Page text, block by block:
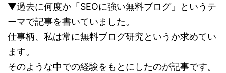
▼過去に何度か「SEOに強い無料ブログ」というテ
ーマで記事を書いていました。
仕事柄、私は常に無料ブログ研究というか求めてい
ます。
そのような中での経験をもとにしたのが記事です。